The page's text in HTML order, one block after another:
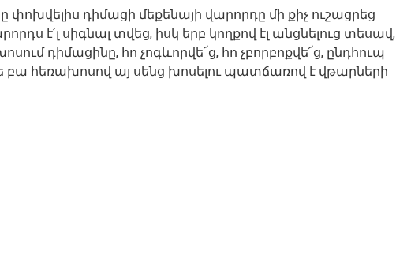
փոխվելիս դիմացի մեքենայի վարորդը մի քիչ ուշացրեց
է՛լ սիգնալ տվեց, իսկ երբ կողքով էլ անցնելուց տեսավ,
դիմացինը, հո չոգևորվե՜ց, հո չբորբոքվե՜ց, ընդհուպ
բա հեռախոսով այ սենց խոսելու պատճառով է վթարների